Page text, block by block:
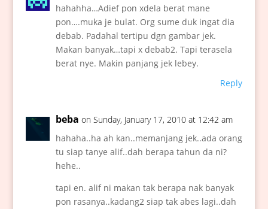
hahahha…Adief pon xdela berat mane
pon….muka je bulat. Org sume duk ingat dia
debab. Padahal tertipu dgn gambar jek.
Makan banyak…tapi x debab2. Tapi terasela
berat nye. Makin panjang jek lebey.
Reply
beba on Sunday, January 17, 2010 at 12:42 am
hahaha..ha ah kan..memanjang jek..ada orang
tu siap tanye alif..dah berapa tahun da ni?
hehe..
tapi en. alif ni makan tak berapa nak banyak
pon rasanya..kadang2 siap tak abes lagi..dah